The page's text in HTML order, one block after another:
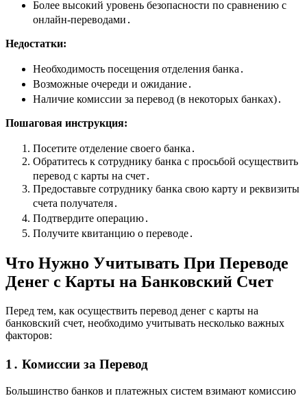
Более высокий уровень безопасности по сравнению с
онлайн-переводами․
Недостатки:
Необходимость посещения отделения банка․
Возможные очереди и ожидание․
Наличие комиссии за перевод (в некоторых банках)․
Пошаговая инструкция:
Посетите отделение своего банка․
Обратитесь к сотруднику банка с просьбой осуществить
перевод с карты на счет․
Предоставьте сотруднику банка свою карту и реквизиты
счета получателя․
Подтвердите операцию․
Получите квитанцию о переводе․
Что Нужно Учитывать При Переводе
Денег с Карты на Банковский Счет
Перед тем, как осуществить перевод денег с карты на
банковский счет, необходимо учитывать несколько важных
факторов:
1․ Комиссии за Перевод
Большинство банков и платежных систем взимают комиссию